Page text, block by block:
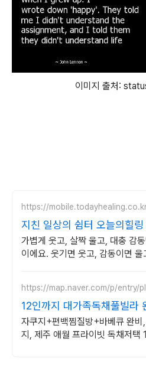
이미지 출처:
https://
지친 일상의 쉼터 오늘의힐
링타임
가볍게 웃고, 살짝 울고, 대충 감
이에요. 웃기면 웃고, 감동이면 울
https://map.naver.com/p/entry/
12인까지 대가족독채풀빌라
프라이빗 가족저택
자쿠지+편백찜질방+바베큐 완비
지, 제주 애월 프라이빗 독채저택